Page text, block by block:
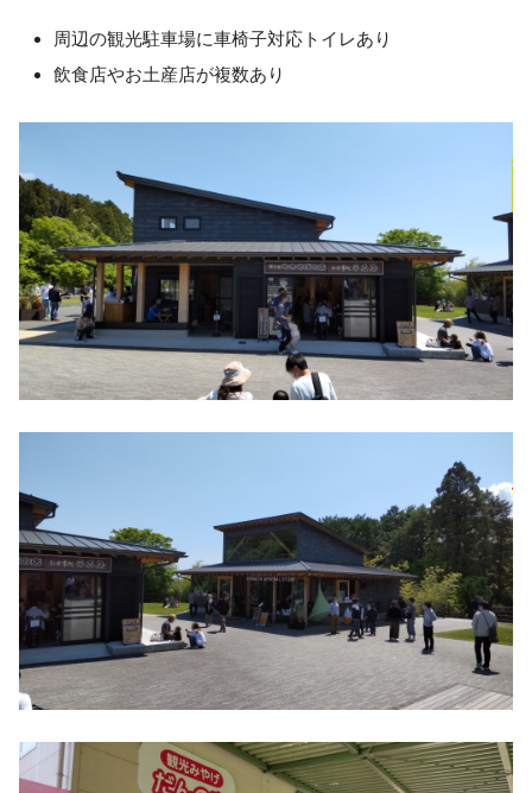
周辺の観光駐車場に車椅子対応トイレあり
飲食店やお土産店が複数あり